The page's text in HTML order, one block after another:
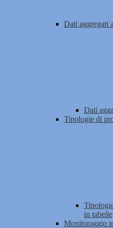
Dati aggregati
Dati
Tipologie di
in
Monitoraggio